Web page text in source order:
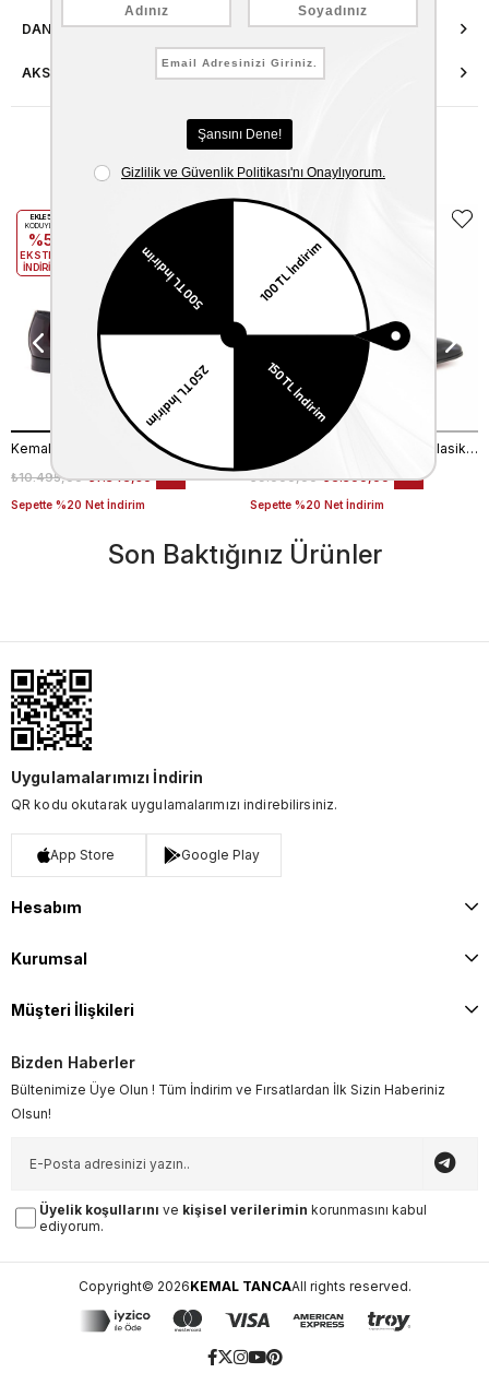
DANIŞMA HATTI
AKSESUAR ONARIMI
Benzer Ürünler
₺7.346,50
₺10.495,00
Sepette %20 Net İndirim
%30
EKLE5
KODUYLA
%5
EKSTRA
İNDİRİM
Kemal Tanca Bağcıklı Erkek Klasik Ayakkabı 700
₺6.300,00
₺9.000,00
Sepette %20 Net İndirim
%30
EKLE5
EKSTRA
İNDİRİM
Son Baktığınız Ürünler
Uygulamalarımızı İndirin
QR kodu okutarak uygulamalarımızı indirebilirsiniz.
App Store Google Play
Hesabım
Kurumsal
Müşteri İlişkileri
Bizden Haberler
Bültenimize Üye Olun ! Tüm İndirim ve Fırsatlardan İlk Sizin Haberiniz
Olsun!
Üyelik koşullarını ve kişisel verilerimin korunmasını kabul
ediyorum.
Copyright© 2026KEMAL TANCAAll rights reserved.